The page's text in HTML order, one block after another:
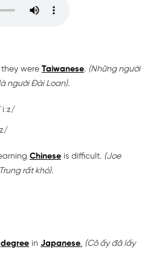
were Taiwanese. (Những người
người Đài Loan).
Chinese is difficult. (Joe
rất khó).
degree in Japanese. (Cô ấy đã lấy